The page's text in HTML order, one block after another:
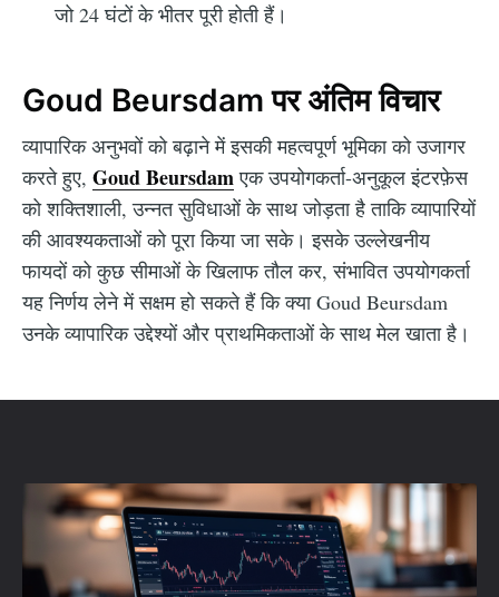
जो 24 घंटों के भीतर पूरी होती हैं।
Goud Beursdam पर अंतिम विचार
व्यापारिक अनुभवों को बढ़ाने में इसकी महत्वपूर्ण भूमिका को उजागर
करते हुए, Goud Beursdamएक उपयोगकर्ता-अनुकूल इंटरफ़ेस
को शक्तिशाली, उन्नत सुविधाओं के साथ जोड़ता है ताकि व्यापारियों
की आवश्यकताओं को पूरा किया जा सके। इसके उल्लेखनीय
फायदों को कुछ सीमाओं के खिलाफ तौल कर, संभावित उपयोगकर्ता
यह निर्णय लेने में सक्षम हो सकते हैं कि क्या Goud Beursdam
उनके व्यापारिक उद्देश्यों और प्राथमिकताओं के साथ मेल खाता है।